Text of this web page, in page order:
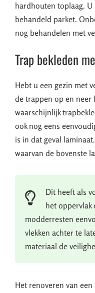
hardhouten toplaag.
behandeld parket.
nog behandelen met
Trap bekleden
Hebt u een gezin met
de trappen op en neer
waarschijnlijk
ook nog eens
is in dat geval
waarvan de bovenste
Dit heeft als
het oppervlak
modderresten
vlekken achter te
materiaal de
Het renoveren van